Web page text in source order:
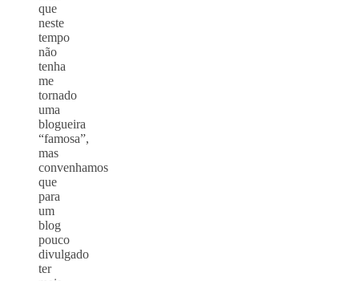
que
neste
tempo
não
tenha
me
tornado
uma
blogueira
“famosa”,
mas
convenhamos
que
para
um
blog
pouco
divulgado
ter